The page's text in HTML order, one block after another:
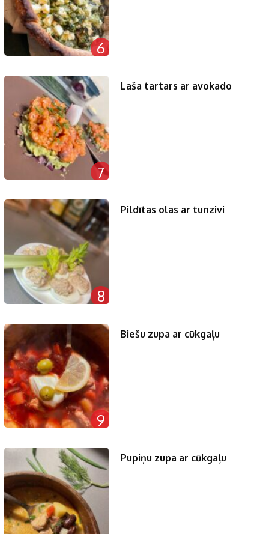
6
7
Laša tartars ar avokado
8
Pildītas olas ar tunzivi
9
Biešu zupa ar cūkgaļu
Pupiņu zupa ar cūkgaļu